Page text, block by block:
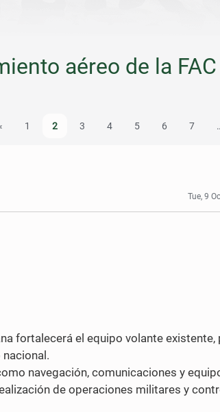
aéreo de la FAC
1 2 3 4 5 6 7
Tue, 9
fortalecerá el equipo volante existente,
navegación, comunicaciones y
de operaciones militares y